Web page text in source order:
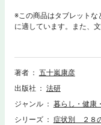
※この商品はタブレットな
に適しています。また、
ト、検索、辞書の参照、
は、無数のツボが分布し
すべてを覚えるのは困難
ばたいていの症状に対応
著者
五十嵐康彦
出版社
法研
ジャンル
暮らし・健康
シリーズ
症状別 ２８